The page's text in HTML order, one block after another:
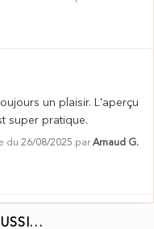
un plaisir. L'aperçu
super pratique.
du 26/08/2025 par Arnaud G.